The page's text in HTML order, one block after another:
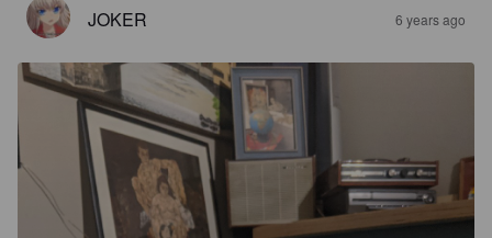
JOKER 6 years ago